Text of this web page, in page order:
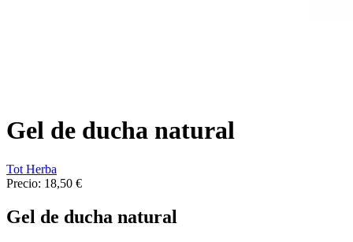
Gel de ducha natural
Tot Herba
Precio: 18,50 €
Gel de ducha natural